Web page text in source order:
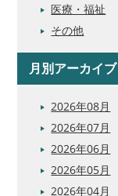
医療・福祉
その他
月別アーカイブ
2026年08月
2026年07月
2026年06月
2026年05月
2026年04月